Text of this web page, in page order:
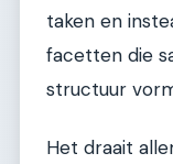
taken en
facetten die
structuur
Het draait